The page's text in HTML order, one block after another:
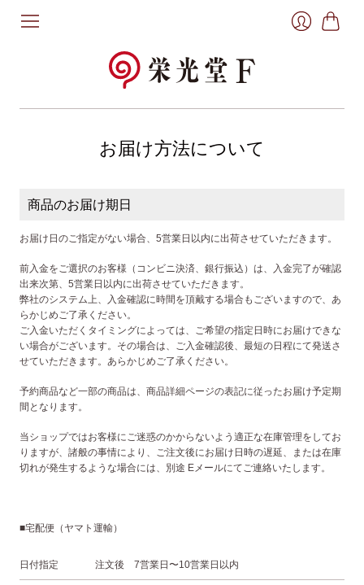
お届け方法について
商品のお届け期日
お届け日のご指定がない場合、5営業日以内に出荷させていただきます。
前入金をご選択のお客様（コンビニ決済、銀行振込）は、
入金完了が確認
出来次第、5営業日以内に出荷させていただきます。
弊社のシステム上、入金確認に時間を頂戴する場合もございますので、あ
らかじめご了承ください。
ご入金いただくタイミングによっては、ご希望の指定日時にお届けできな
い場合がございます。その場合は、ご入金確認後、最短の日程にて発送さ
せていただきます。あらかじめご了承ください。
予約商品など一部の商品は、商品詳細ページの表記に従ったお届け予定期
間となります。
当ショップではお客様にご迷惑のかからないよう適正な在庫管理をしてお
りますが、諸般の事情により、ご注文後にお届け日時の遅延、または在庫
切れが発生するような場合には、別途 Eメールにてご連絡いたします。
■宅配便（ヤマト運輸）
日付指定 注文後 7営業日〜10営業日以内